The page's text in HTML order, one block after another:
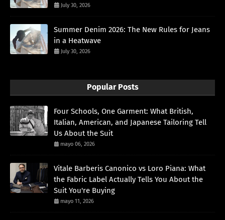
July 30, 2026
Summer Denim 2026: The New Rules for Jeans
in a Heatwave
July 30, 2026
Popular Posts
Four Schools, One Garment: What British,
Italian, American, and Japanese Tailoring Tell
Us About the Suit
mayo 06, 2026
Vitale Barberis Canonico vs Loro Piana: What
the Fabric Label Actually Tells You About the
Suit You're Buying
mayo 11, 2026